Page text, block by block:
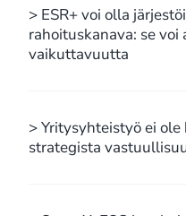
> ESR+ voi olla
rahoituskanava: se
vaikuttavuutta
> Yritysyhteistyö ei
strategista